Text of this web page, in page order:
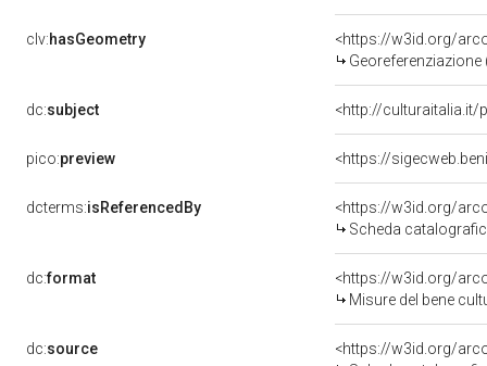
clv:hasGeometry
<https://w3id.org/
dc:subject <http://culturaitalia.it/
pico:preview
dcterms:isReferencedBy
<https://w3id.org/
Scheda
dc:format
<https://w3id.org/
Misure del bene
dc:source
<https://w3id.org/